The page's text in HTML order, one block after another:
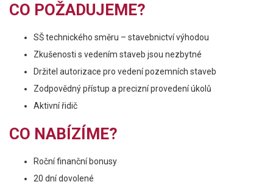
CO POŽADUJEME?
SŠ technického směru – stavebnictví výhodou
Zkušenosti s vedením staveb jsou nezbytné
Držitel autorizace pro vedení pozemních staveb
Zodpovědný přístup a precizní provedení úkolů
Aktivní řidič
CO NABÍZÍME?
Roční finanční bonusy
20 dní dovolené